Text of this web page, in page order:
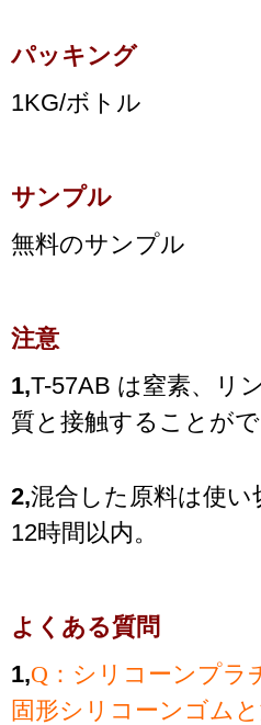
パッキング
1KG/ボトル
サンプル
無料のサンプル
注意
1,T-57AB は窒素、リ
質と接触することがで
2,混合した原料は使
12時間以内。
よくある質問
1,Q：シリコーンプラ
固形シリコーンゴム